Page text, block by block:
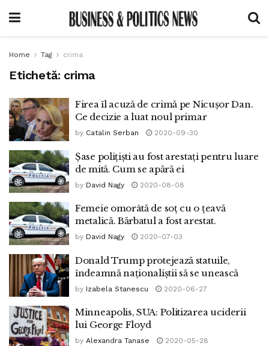
Home Tag crima
Etichetă: crima
Firea îl acuză de crimă pe Nicușor Dan.
Ce decizie a luat noul primar
by Catalin Serban 2020-09-30
Șase polițiști au fost arestați pentru luare
de mită. Cum se apără ei
by David Nagy 2020-08-08
Femeie omorâtă de soț cu o țeavă
metalică. Bărbatul a fost arestat.
by David Nagy 2020-07-03
Donald Trump protejează statuile,
îndeamnă naționaliștii să se unească
by Izabela Stanescu 2020-06-27
Minneapolis, SUA: Politizarea uciderii
lui George Floyd
by Alexandra Tanase 2020-05-28